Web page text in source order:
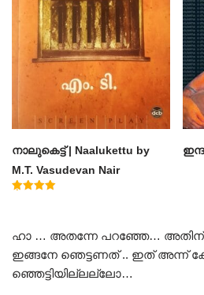
നാലുകെട്ട് | Naalukettu by
M.T. Vasudevan Nair
ഹാ … അതന്നേ പറഞ്ഞേ… അതിന്
ഇങ്ങനേ ഞെട്ടണത് .. ഇത് അന്ന്
ഞ്ഞെട്ടിയില്ലല്ലോ…